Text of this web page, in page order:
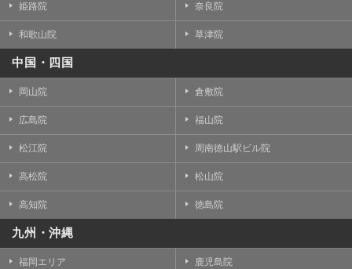
姫路院 奈良院
和歌山院 草津院
中国・四国
岡山院 倉敷院
広島院 福山院
松江院 周南徳山駅ビル院
高松院 松山院
高知院 徳島院
九州・沖縄
福岡エリア 鹿児島院